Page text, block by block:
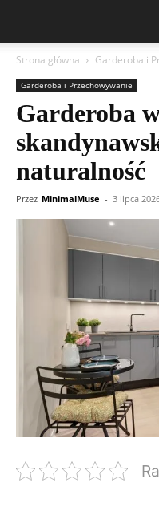
Strona główna Garderoba i
Garderoba i Przechowywanie
Garderoba
naturalność
Przez MinimalMuse - 3 lipca